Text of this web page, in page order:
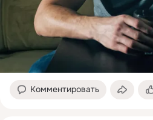
Комментировать